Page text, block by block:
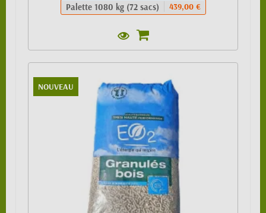
Palette 1080 kg (72 sacs) 439,00 €
NOUVEAU